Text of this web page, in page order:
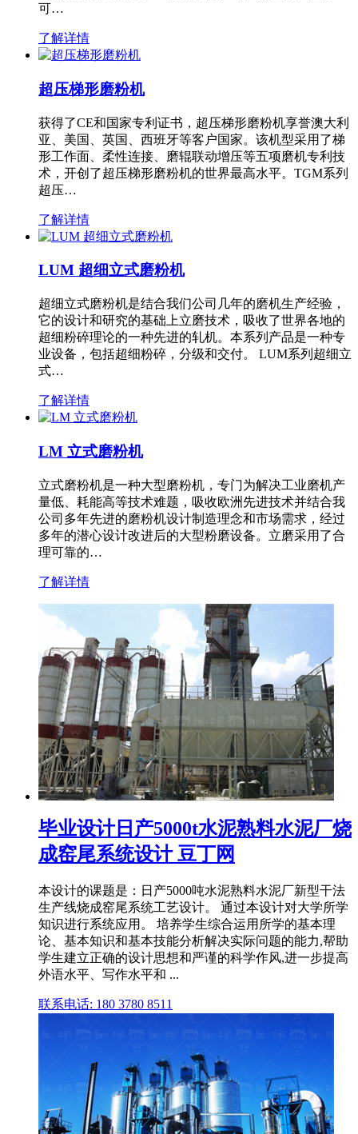
可…
了解详情
超压梯形磨粉机
获得了CE和国家专利证书，超压梯形磨粉机享誉澳大利
亚、美国、英国、西班牙等客户国家。该机型采用了梯
形工作面、柔性连接、磨辊联动增压等五项磨机专利技
术，开创了超压梯形磨粉机的世界最高水平。TGM系列
超压…
了解详情
LUM 超细立式磨粉机
超细立式磨粉机是结合我们公司几年的磨机生产经验，
它的设计和研究的基础上立磨技术，吸收了世界各地的
超细粉碎理论的一种先进的轧机。本系列产品是一种专
业设备，包括超细粉碎，分级和交付。 LUM系列超细立
式…
了解详情
LM 立式磨粉机
立式磨粉机是一种大型磨粉机，专门为解决工业磨机产
量低、耗能高等技术难题，吸收欧洲先进技术并结合我
公司多年先进的磨粉机设计制造理念和市场需求，经过
多年的潜心设计改进后的大型粉磨设备。立磨采用了合
理可靠的…
了解详情
毕业设计日产5000t水泥熟料水泥厂烧
成窑尾系统设计 豆丁网
本设计的课题是：日产5000吨水泥熟料水泥厂新型干法
生产线烧成窑尾系统工艺设计。 通过本设计对大学所学
知识进行系统应用。 培养学生综合运用所学的基本理
论、基本知识和基本技能分析解决实际问题的能力,帮助
学生建立正确的设计思想和严谨的科学作风,进一步提高
外语水平、写作水平和 ...
联系电话: 180 3780 8511